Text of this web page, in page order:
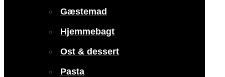
Gæstemad
Hjemmebagt
Ost & dessert
Pasta